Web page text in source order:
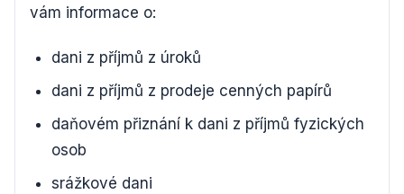
vám informace o:
dani z příjmů z úroků
dani z příjmů z prodeje cenných papírů
daňovém přiznání k dani z příjmů fyzických
osob
srážkové dani